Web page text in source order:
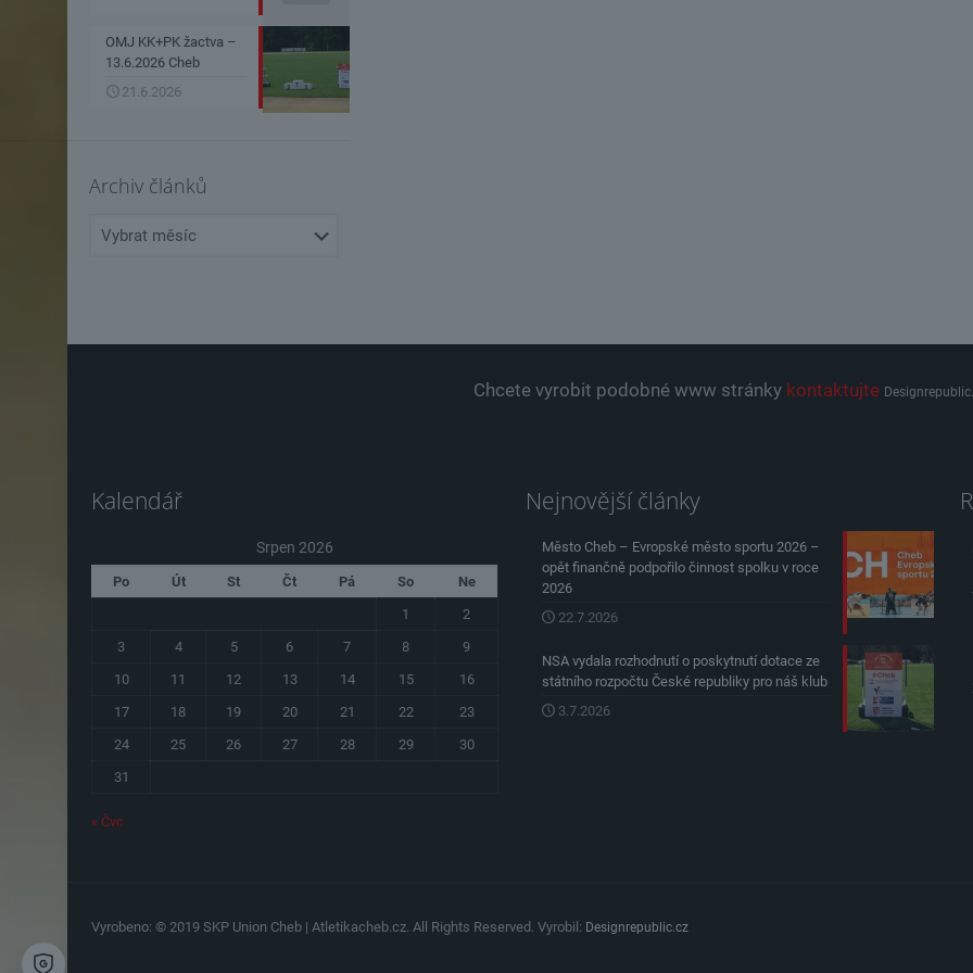
OMJ KK+PK žactva –
13.6.2026 Cheb
21.6.2026
Archiv článků
článků
Chcete vyrobit podobné www stránky kontaktujte
Kalendář
Srpen 2026
Po Út St Čt Pá So
Ne
1
2
3
4 5 6 7 8
9
10
11 12 13 14 15
16
17
18 19 20 21 22
23
24
25 26 27 28 29
30
31
« Čvc
Nejnovější články
Město Cheb – Evropské město sportu 2026 –
opět finančně podpořilo činnost spolku v roce
2026
22.7.2026
NSA vydala rozhodnutí o poskytnutí dotace ze
státního rozpočtu České republiky pro náš klub
3.7.2026
Vyrobeno: © 2019 SKP Union Cheb | Atletikacheb.cz. All Rights Reserved. Vyrobil: Designrepublic.cz